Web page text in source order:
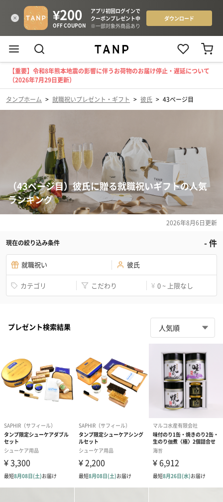
【重要】令和8年熊本地震の影響に伴うお荷物のお届け停止・遅延について
（2026年7月29日更新）
タンプホーム > 就職祝いプレゼント・ギフト > 彼氏 > 43ページ目
（43ページ目）彼氏に贈る就職祝いギフトの人気
ランキング
2026年8月6日更新
現在の絞り込み条件 -件
就職祝い 彼氏
カテゴリ こだわり ¥ 0 ~ 上限なし
プレゼント検索結果